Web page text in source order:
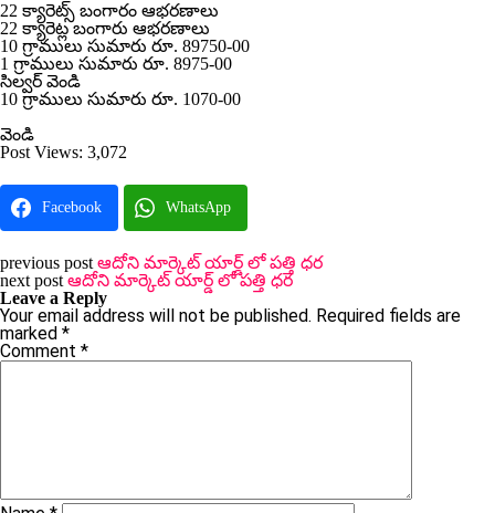
22 క్యారెట్స్ బంగారం ఆభరణాలు
22 క్యారెట్ల బంగారు ఆభరణాలు
10 గ్రాములు సుమారు రూ. 89750-00
1 గ్రాములు సుమారు రూ. 8975-00
సిల్వర్ వెండి
10 గ్రాములు సుమారు రూ. 1070-00
వెండి
Post Views: 3,072
Facebook WhatsApp
previous post ఆదోని మార్కెట్ యార్డ్ లో పత్తి ధర
next post ఆదోని మార్కెట్ యార్డ్ లో పత్తి ధర
Leave a Reply
Your email address will not be published. Required fields are
marked *
Comment *